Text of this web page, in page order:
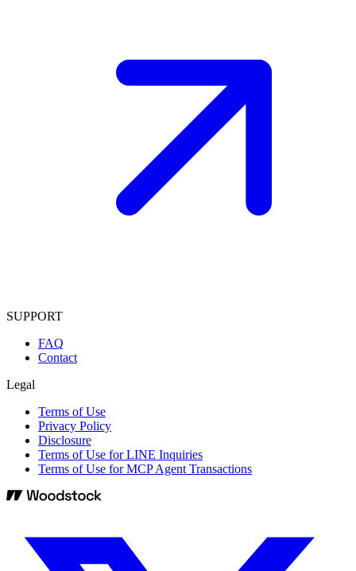
SUPPORT
FAQ
Contact
Legal
Terms of Use
Privacy Policy
Disclosure
Terms of Use for LINE Inquiries
Terms of Use for MCP Agent Transactions